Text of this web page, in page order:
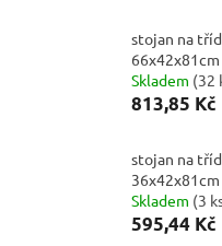
stojan na
Skladem (32
813,85 Kč
stojan na
Skladem (3
595,44 Kč